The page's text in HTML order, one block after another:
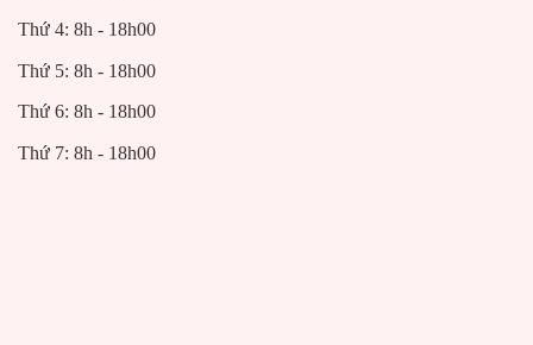
Thứ 4: 8h - 18h00
Thứ 5: 8h - 18h00
Thứ 6: 8h - 18h00
Thứ 7: 8h - 18h00